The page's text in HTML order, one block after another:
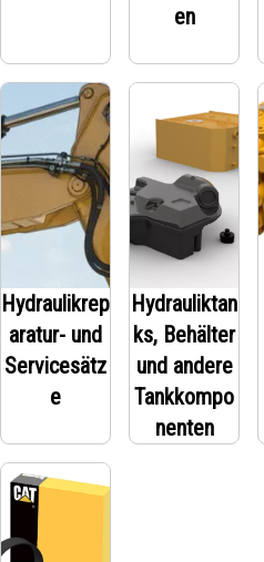
en
Hydraulikrep
aratur- und
Servicesätz
e
Hydrauliktan
ks, Behälter
und andere
Tankkompo
nenten